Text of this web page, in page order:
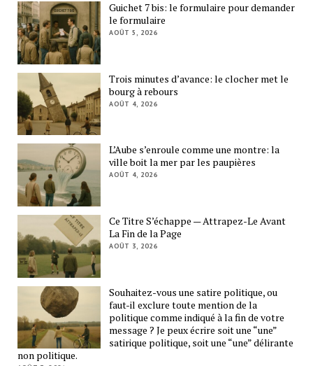
Guichet 7 bis: le formulaire pour demander
le formulaire
AOÛT 5, 2026
Trois minutes d’avance: le clocher met le
bourg à rebours
AOÛT 4, 2026
L’Aube s’enroule comme une montre: la
ville boit la mer par les paupières
AOÛT 4, 2026
Ce Titre S’échappe — Attrapez-Le Avant
La Fin de la Page
AOÛT 3, 2026
Souhaitez-vous une satire politique, ou
faut-il exclure toute mention de la
politique comme indiqué à la fin de votre
message ? Je peux écrire soit une “une”
satirique politique, soit une “une” délirante
non politique.